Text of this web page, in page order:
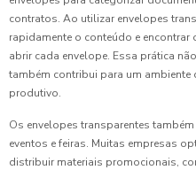
contratos. Ao utilizar envelopes
rapidamente o conteúdo e encontrar
abrir cada envelope. Essa prática
também contribui para um
produtivo.
Os envelopes transparentes
eventos e feiras. Muitas empresas
distribuir materiais promocionais,